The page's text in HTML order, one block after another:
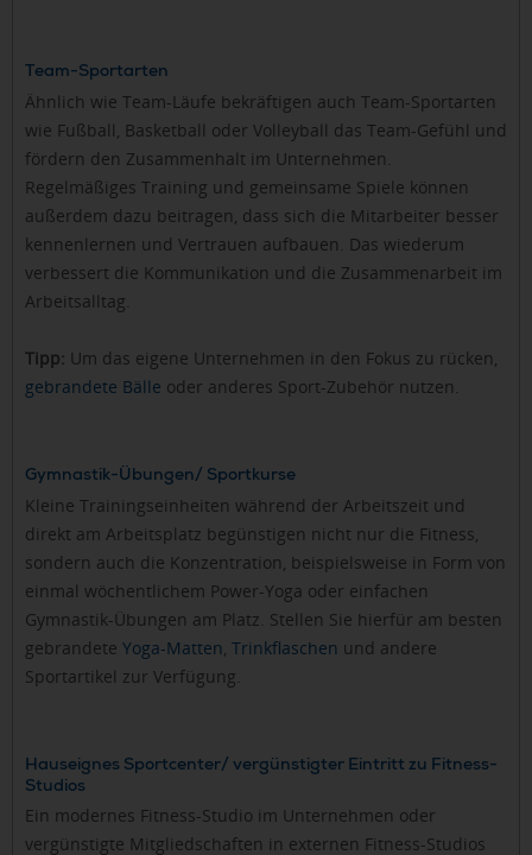
Team-Sportarten
Ähnlich wie Team-Läufe bekräftigen auch Team-Sportarten
wie Fußball, Basketball oder Volleyball das Team-Gefühl und
fördern den Zusammenhalt im Unternehmen.
Regelmäßiges Training und gemeinsame Spiele können
außerdem dazu beitragen, dass sich die Mitarbeiter besser
kennenlernen und Vertrauen aufbauen. Das wiederum
verbessert die Kommunikation und die Zusammenarbeit im
Arbeitsalltag.
Tipp: Um das eigene Unternehmen in den Fokus zu rücken,
gebrandete Bälle oder anderes Sport-Zubehör nutzen.
Gymnastik-Übungen/ Sportkurse
Kleine Trainingseinheiten während der Arbeitszeit und
direkt am Arbeitsplatz begünstigen nicht nur die Fitness,
sondern auch die Konzentration, beispielsweise in Form von
einmal wöchentlichem Power-Yoga oder einfachen
Gymnastik-Übungen am Platz. Stellen Sie hierfür am besten
gebrandete Yoga-Matten Trinkflaschen und andere
Sportartikel zur Verfügung.
Hauseignes Sportcenter/ vergünstigter Eintritt zu Fitness-
Studios
Ein modernes Fitness-Studio im Unternehmen oder
vergünstigte Mitgliedschaften in externen Fitness-Studios